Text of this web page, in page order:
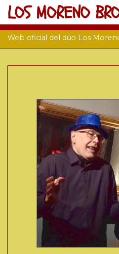
LOS MORENO
Web oficial del dúo Los